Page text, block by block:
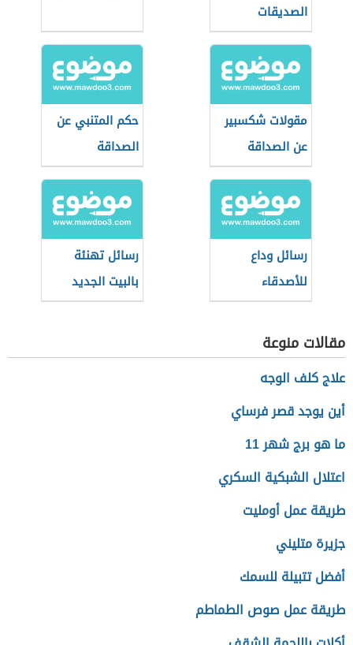
الصديقات
مقولات شكسبير
عن الصداقة
حكم المتنبي عن
الصداقة
رسائل وداع
للأصدقاء
رسائل تهنئة
بالبيت الجديد
للأصدقاء
مقالات منوعة
علاج كلف الوجه
أين يوجد قصر فرساي
ما هو برج شهر 11
اعتلال الشبكية السكري
طريقة عمل أومليت
جزيرة متليني
أفضل تتبيلة للسمك
طريقة عمل صوص الطماطم